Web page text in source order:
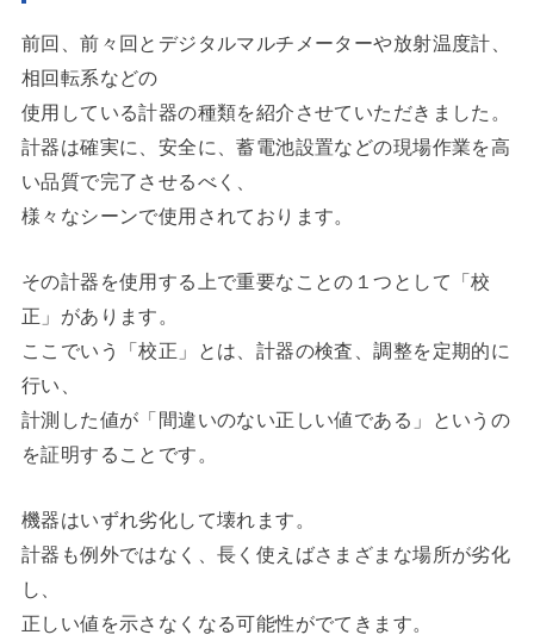
前回、前々回とデジタルマルチメーターや放射温度計、
相回転系などの
使用している計器の種類を紹介させていただきました。
計器は確実に、安全に、蓄電池設置などの現場作業を高
い品質で完了させるべく、
様々なシーンで使用されております。
その計器を使用する上で重要なことの１つとして「校
正」があります。
ここでいう「校正」とは、計器の検査、調整を定期的に
行い、
計測した値が「間違いのない正しい値である」というの
を証明することです。
機器はいずれ劣化して壊れます。
計器も例外ではなく、長く使えばさまざまな場所が劣化
し、
正しい値を示さなくなる可能性がでてきます。